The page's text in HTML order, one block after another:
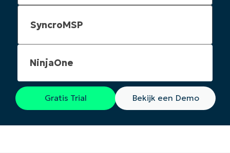
NinjaOne
Gratis Trial Bekijk een Demo